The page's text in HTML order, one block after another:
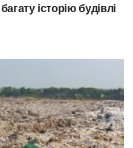
історію будівлі